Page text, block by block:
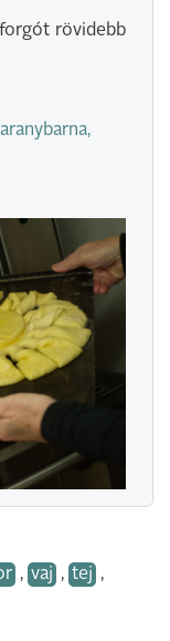
rövidebb
, vaj , tej ,